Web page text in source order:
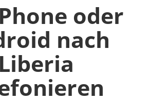
oder
nach
Liberia